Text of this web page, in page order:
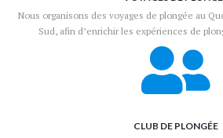
Nous organisons des voyages de plongée au
Sud, afin d’enrichir les expériences de
CLUB DE PLONGÉE